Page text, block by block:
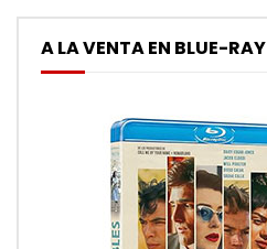
A LA VENTA EN BLUE-RAY